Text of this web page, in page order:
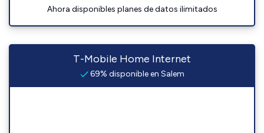
Ahora disponibles planes de datos ilimitados
T-Mobile Home Internet
69% disponible en Salem